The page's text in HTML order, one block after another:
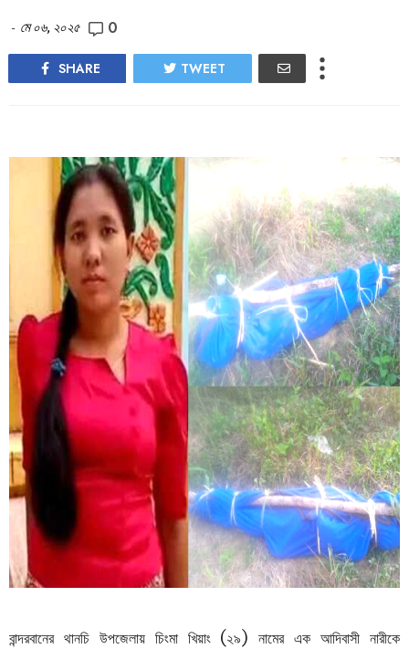
- মে ০৬, ২০২৫ 0
SHARE TWEET
বান্দরবানের থানচি উপজেলায় চিংমা খিয়াং (২৯) নামের এক আদিবাসী নারীকে